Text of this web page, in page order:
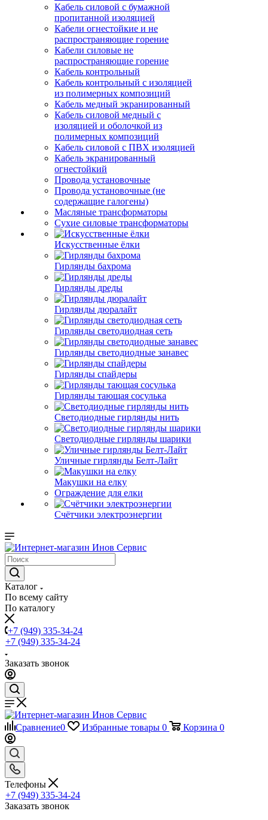
Кабель силовой с бумажной
пропитанной изоляцией
Кабели огнестойкие и не
распространяющие горение
Кабели силовые не
распространяющие горение
Кабель контрольный
Кабель контрольный с изоляцией
из полимерных композиций
Кабель медный экранированный
Кабель силовой медный с
изоляцией и оболочкой из
полимерных композиций
Кабель силовой с ПВХ изоляцией
Кабель экранированный
огнестойкий
Провода установочные
Провода установочные (не
содержащие галогены)
Масляные трансформаторы
Сухие силовые трансформаторы
Искусственные ёлки
Гирлянды бахрома
Гирлянды дреды
Гирлянды дюралайт
Гирлянды светодиодная сеть
Гирлянды светодиодные занавес
Гирлянды спайдеры
Гирлянды тающая сосулька
Светодиодные гирлянды нить
Светодиодные гирлянды шарики
Уличные гирлянды Белт-Лайт
Макушки на елку
Ограждение для елки
Счётчики электроэнергии
Каталог
По всему сайту
По каталогу
+7 (949) 335-34-24
+7 (949) 335-34-24
Заказать звонок
Сравнение0 Избранные товары 0 Корзина 0
Телефоны
+7 (949) 335-34-24
Заказать звонок